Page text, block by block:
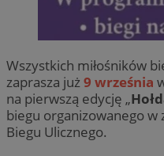
Wszystkich miłośników
zaprasza już9 września
na pierwszą edycję „
biegu organizowanego w
Biegu Ulicznego.